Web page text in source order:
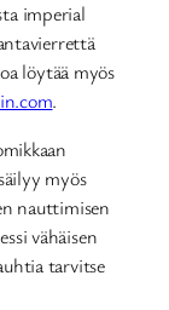
imperial
löytää myös
.
myös
nauttimisen
vähäisen
tarvitse